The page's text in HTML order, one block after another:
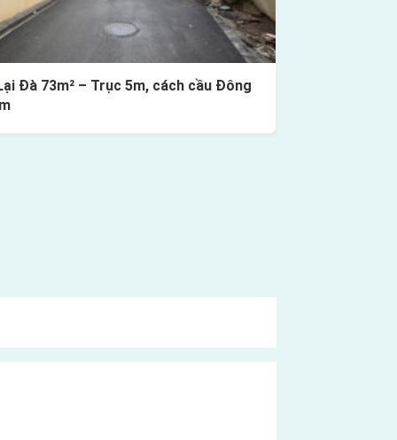
Đà 73m² – Trục 5m, cách cầu Đông